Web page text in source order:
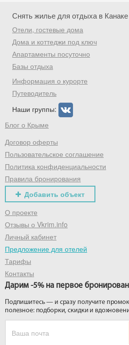
Снять жилье для отдыха в Канаке
Отели, гостевые дома
Дома и коттеджи под ключ
Апартаменты посуточно
Базы отдыха
Информация о курорте
Путеводитель
Наши группы:
Блог о Крыме
Договор оферты
Пользовательское соглашение
Политика конфиденциальности
Правила бронирования
Добавить объект
О проекте
Отзывы о Vkrim.info
Личный кабинет
Предложение для отелей
Тарифы
Контакты
Дарим -5% на первое
Подпишитесь — и сразу получите
полезное: подборки, скидки и
Скидка
Хочешь дешевле? Оставь
промокод на первое